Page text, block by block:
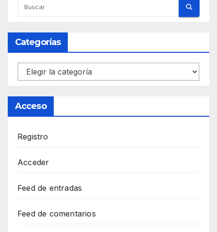
Categorías
Categorías
Acceso
Registro
Acceder
Feed de entradas
Feed de comentarios